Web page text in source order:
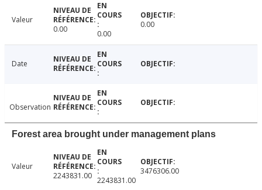
Valeur
0.00
0.00
0.00
Date
Observation
Forest area brought under management plans
Valeur
2243831.00 2243831.00
3476306.00